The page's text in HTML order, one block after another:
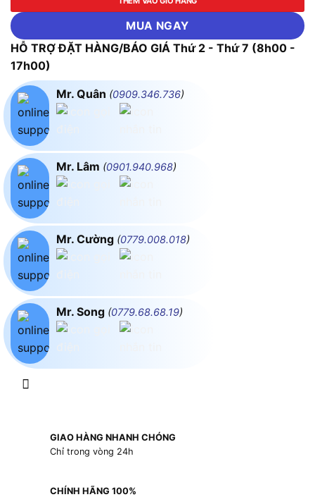
MUA NGAY
HỖ TRỢ ĐẶT HÀNG/BÁO GIÁ Thứ 2 - Thứ 7 (8h00 -
17h00)
Mr. Quân (0909.346.736)
Mr. Lâm (0901.940.968)
Mr. Cường (0779.008.018)
Mr. Song (0779.68.68.19)
GIAO HÀNG NHANH CHÓNG
Chỉ trong vòng 24h
CHÍNH HÃNG 100%